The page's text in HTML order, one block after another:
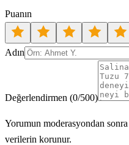
Puanın
Adın
Değerlendirmen (0/500)
Yorumun moderasyondan
verilerin korunur.